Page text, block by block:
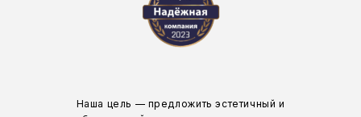
Наша цель — предложить эстетичный и